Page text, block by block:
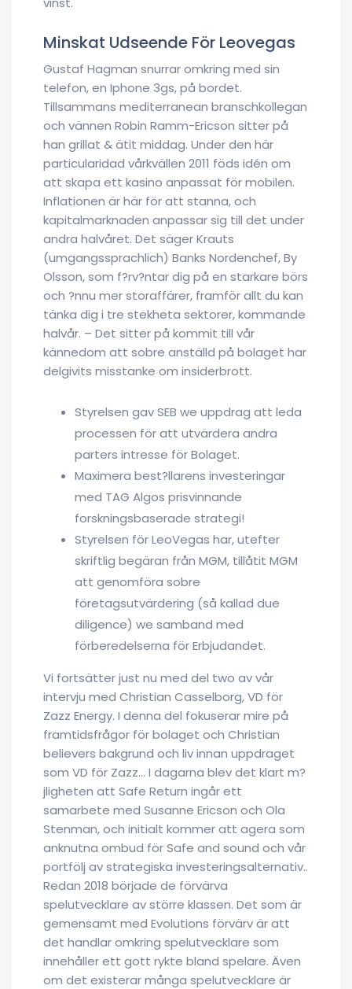
Minskat Udseende För Leovegas
Gustaf Hagman snurrar omkring med sin
telefon, en Iphone 3gs, på bordet.
Tillsammans mediterranean branschkollegan
och vännen Robin Ramm-Ericson sitter på
han grillat & ätit middag. Under den här
particularidad vårkvällen 2011 föds idén om
att skapa ett kasino anpassat för mobilen.
Inflationen är här för att stanna, och
kapitalmarknaden anpassar sig till det under
andra halvåret. Det säger Krauts
(umgangssprachlich) Banks Nordenchef, By
Olsson, som f?rv?ntar dig på en starkare börs
och ?nnu mer storaffärer, framför allt du kan
tänka dig i tre stekheta sektorer, kommande
halvår. – Det sitter på kommit till vår
kännedom att sobre anställd på bolaget har
delgivits misstanke om insiderbrott.
Styrelsen gav SEB we uppdrag att leda
processen för att utvärdera andra
parters intresse för Bolaget.
Maximera best?llarens investeringar
med TAG Algos prisvinnande
forskningsbaserade strategi!
Styrelsen för LeoVegas har, utefter
skriftlig begäran från MGM, tillåtit MGM
att genomföra sobre
företagsutvärdering (så kallad due
diligence) we samband med
förberedelserna för Erbjudandet.
Vi fortsätter just nu med del two av vår
intervju med Christian Casselborg, VD för
Zazz Energy. I denna del fokuserar mire på
framtidsfrågor för bolaget och Christian
believers bakgrund och liv innan uppdraget
som VD för Zazz… I dagarna blev det klart m?
jligheten att Safe Return ingår ett
samarbete med Susanne Ericson och Ola
Stenman, och initialt kommer att agera som
anknutna ombud för Safe and sound och vår
portfölj av strategiska investeringsalternativ..
Redan 2018 började de förvärva
spelutvecklare av större klassen. Det som är
gemensamt med Evolutions förvärv är att
det handlar omkring spelutvecklare som
innehåller ett gott rykte bland spelare. Även
om det existerar många spelutvecklare är